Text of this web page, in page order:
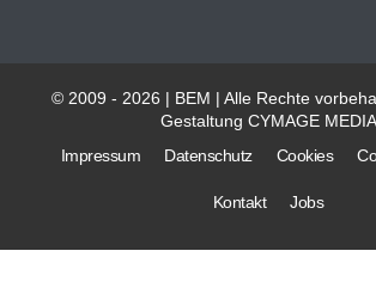
© 2009 - 2026 | BEM | Alle Rechte
Gestaltung CYMAGE MEDIA
Impressum
Datenschutz Cookies
Kontakt Jobs